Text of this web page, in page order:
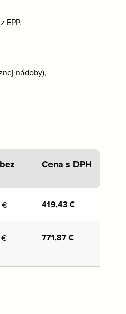
EPP.
nádoby),
Cena s DPH
€ 419,43€
€ 771,87€